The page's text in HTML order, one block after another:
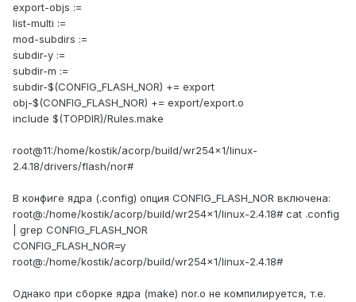
export-objs :=
list-multi :=
mod-subdirs :=
subdir-y :=
subdir-m :=
subdir-$(CONFIG_FLASH_NOR) += export
obj-$(CONFIG_FLASH_NOR) += export/export.o
include $(TOPDIR)/Rules.make
root@11:/home/kostik/acorp/build/wr254x1/linux-
2.4.18/drivers/flash/nor#
В конфиге ядра (.config) опция CONFIG_FLASH_NOR включена:
root@:/home/kostik/acorp/build/wr254x1/linux-2.4.18# cat .config
| grep CONFIG_FLASH_NOR
CONFIG_FLASH_NOR=y
root@:/home/kostik/acorp/build/wr254x1/linux-2.4.18#
Однако при сборке ядра (make) nor.o не компилируется, т.е.